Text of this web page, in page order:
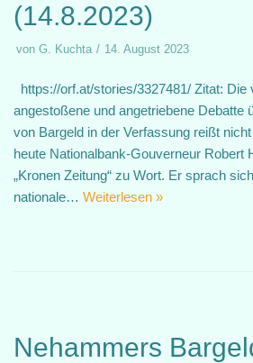
(14.8.2023)
von G. Kuchta 14. August 2023
https://orf.at/stories/3327481/ Zitat: Die
angestoßene und angetriebene Debatte
von Bargeld in der Verfassung reißt
heute Nationalbank-Gouverneur Robert
„Kronen Zeitung“ zu Wort. Er sprach
nationale… Weiterlesen »
Nehammers